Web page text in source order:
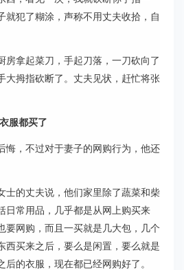
就犯了糊涂，声称不用丈夫收拾，自
房拿起菜刀，手起刀落，一刀砍向了
大拇指砍断了。丈夫见状，赶忙将张
服都买了
悔，不过对于妻子的网购行为，他还
士的丈夫说，他们家里除了蔬菜和柴
日常用品，几乎都是从网上购买来
要网购，而且一买就是几大包，几个
西买来之后，要么是闲置，要么就是
的衣服，现在都已经网购好了。